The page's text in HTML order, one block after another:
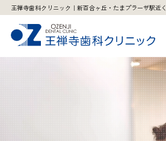
王禅寺歯科クリニック｜新百合ヶ丘・たまプラーザ駅近く